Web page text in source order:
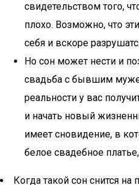
свидетельством того,
плохо. Возможно, что
себя и вскоре
Но сон может нести и
свадьба с бывшим
реальности у вас
и начать новый
имеет сновидение, в
белое свадебное
Когда такой сон снится